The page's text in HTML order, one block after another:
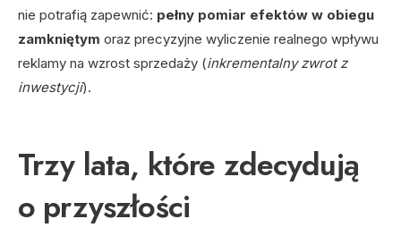
nie potrafią zapewnić: pełny pomiar efektów w obiegu
zamkniętym oraz precyzyjne wyliczenie realnego wpływu
reklamy na wzrost sprzedaży (inkrementalny zwrot z
inwestycji).
Trzy lata, które zdecydują
o przyszłości